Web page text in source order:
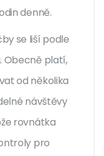
denně.
se liší podle
Obecně platí,
od několika
návštěvy
rovnátka
pro